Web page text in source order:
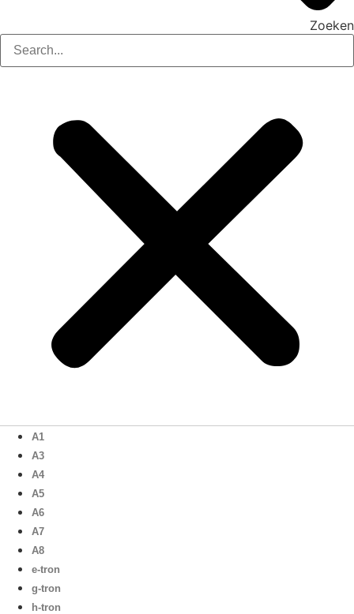
Zoeken
A1
A3
A4
A5
A6
A7
A8
e-tron
g-tron
h-tron